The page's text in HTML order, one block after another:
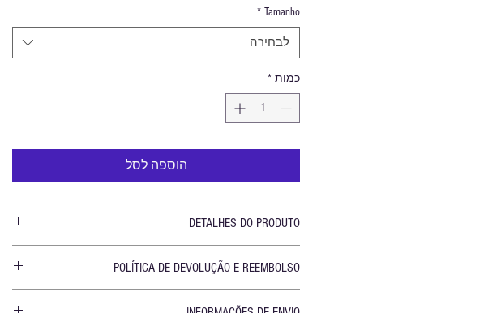
Tamanho
*
לבחירה
כמות *
הוספה לסל
DETALHES DO PRODUTO
tamanho, material, cuidados especiais e instruções de limpeza. Este
também é um ótimo lugar para escrever o que torna seu produto especial
e como seus clientes podem se beneficiar deste item.
POLÍTICA DE DEVOLUÇÃO E REEMBOLSO